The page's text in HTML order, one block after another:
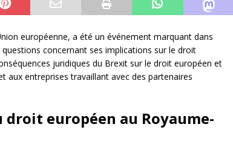
européenne, a été un événement marquant dans
questions concernant ses implications sur le droit
juridiques du Brexit sur le droit européen et
aux entreprises travaillant avec des partenaires
droit européen au Royaume-